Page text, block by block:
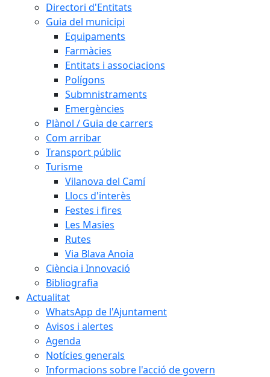
Directori d'Entitats
Guia del municipi
Equipaments
Farmàcies
Entitats i associacions
Polígons
Submnistraments
Emergències
Plànol / Guia de carrers
Com arribar
Transport públic
Turisme
Vilanova del Camí
Llocs d'interès
Festes i fires
Les Masies
Rutes
Via Blava Anoia
Ciència i Innovació
Bibliografia
Actualitat
WhatsApp de l'Ajuntament
Avisos i alertes
Agenda
Notícies generals
Informacions sobre l'acció de govern